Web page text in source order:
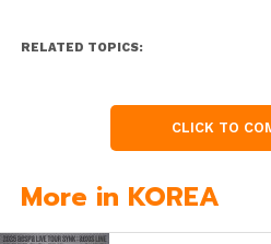
RELATED TOPICS:
CLICK TO
More in KOREA